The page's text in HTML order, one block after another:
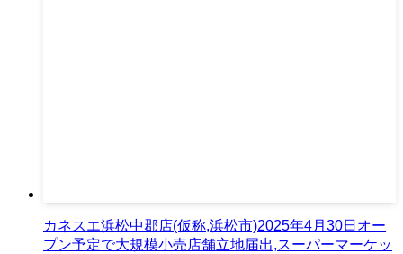
カネスエ浜松中郡店(仮称,浜松市)2025年4月30日オー
プン予定で大規模小売店舗立地届出,スーパーマーケッ